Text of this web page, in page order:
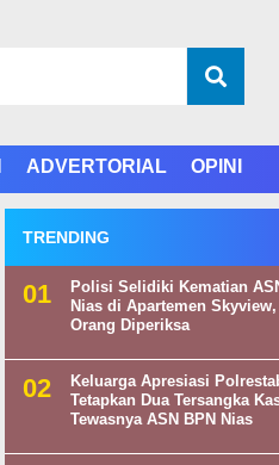
ADVERTORIAL OPINI
TRENDING
Polisi Selidiki Kematian
Nias di Apartemen
Orang Diperiksa
Keluarga Apresiasi
Tetapkan Dua Tersangka
Tewasnya ASN BPN Nias